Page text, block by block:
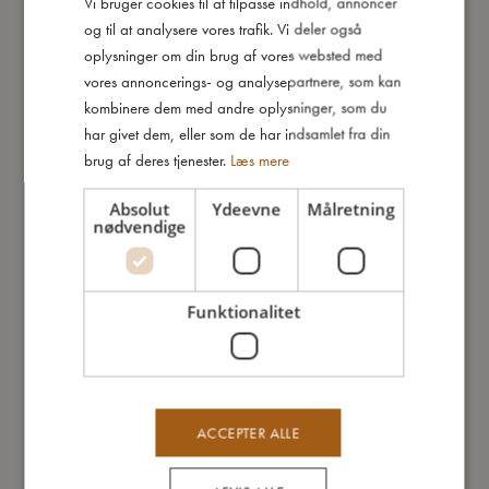
Andre kunder købte også
GERMAN
og til at analysere vores trafik. Vi deler også
oplysninger om din brug af vores websted med
vores annoncerings- og analysepartnere, som kan
kombinere dem med andre oplysninger, som du
har givet dem, eller som de har indsamlet fra din
brug af deres tjenester. Læs mere
Absolut
nødvendige
Ydeevne Målretning
Funktionalitet
ACCEPTER ALLE